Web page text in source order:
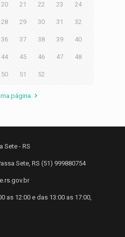
20 21 22 23 24
28 29 30 31 32
36 37 38 39 40
44 45 46 47 48
50 51 52
página
Sete - RS
Sete, RS (51) 999880754
as 12:00 e das 13:00 as 17:00,